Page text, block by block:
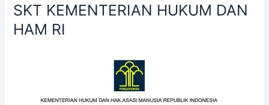
SKT KEMENTERIAN HUKUM DAN
HAM RI